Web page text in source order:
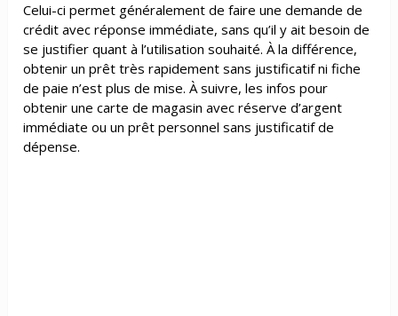
Celui-ci permet généralement de faire une demande de
crédit avec réponse immédiate, sans qu’il y ait besoin de
se justifier quant à l’utilisation souhaité. À la différence,
obtenir un prêt très rapidement sans justificatif ni fiche
de paie n’est plus de mise. À suivre, les infos pour
obtenir une carte de magasin avec réserve d’argent
immédiate ou un prêt personnel sans justificatif de
dépense.